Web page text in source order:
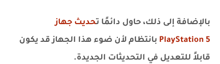
بالإضافة إلى ذلك، حاول دائمًا تحديث جهاز
PlayStation 5 بانتظام لأن ضوء هذا الجهاز قد يكون
قابلاً للتعديل في التحديثات الجديدة.